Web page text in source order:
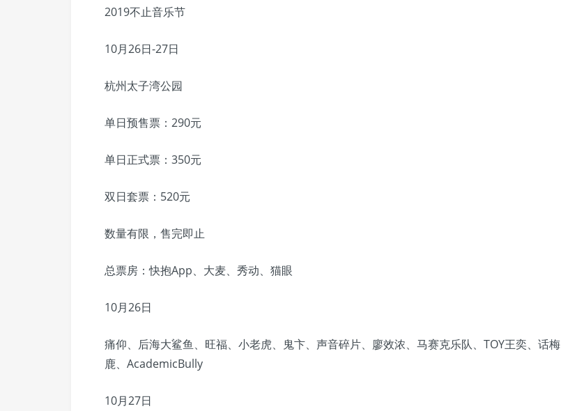
2019不止音乐节
10月26日-27日
杭州太子湾公园
单日预售票：290元
单日正式票：350元
双日套票：520元
数量有限，售完即止
总票房：快抱App、大麦、秀动、猫眼
10月26日
痛仰、后海大鲨鱼、旺福、小老虎、鬼卞、声音碎片、廖效浓、马赛克乐队、TOY王奕、话梅
鹿、AcademicBully
10月27日